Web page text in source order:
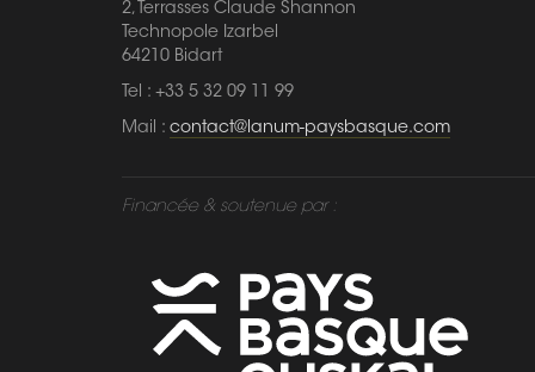
2, Terrasses Claude Shannon
Technopole Izarbel
64210 Bidart
Tel : +33 5 32 09 11 99
Mail : contact@lanum-paysbasque.com
Financée & soutenue par :